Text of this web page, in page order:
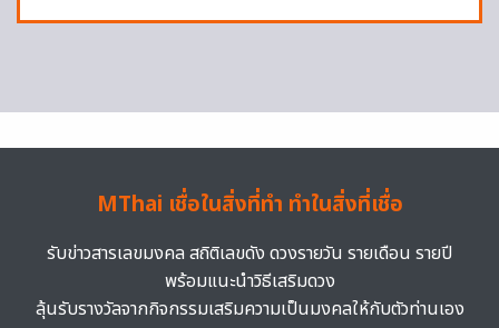
MThai เชื่อในสิ่งที่ทำ ทำในสิ่งที่เชื่อ
รับข่าวสารเลขมงคล สถิติเลขดัง ดวงรายวัน รายเดือน รายปี
พร้อมแนะนำวิธีเสริมดวง
ลุ้นรับรางวัลจากกิจกรรมเสริมความเป็นมงคลให้กับตัวท่านเอง